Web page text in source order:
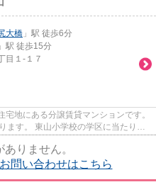
大橋 」駅 徒歩6分
」駅 徒歩15分
目１-１７
にある分譲賃貸マンションです。
ます。 東山小学校の学区に当たりま
りません。
問い合わせはこちら